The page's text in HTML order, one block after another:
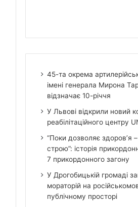
45-та окрема
імені генерала Мирона
відзначає 10-річчя
У Львові відкрили новий
реабілітаційного центру
“Поки дозволяє здоров’я
строю”: історія
7 прикордонного загону
У Дрогобицькій громаді
мораторій на
публічному просторі